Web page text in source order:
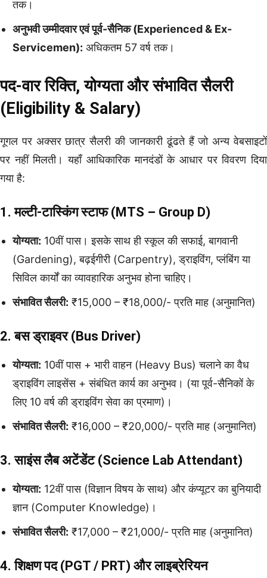
तक।
अनुभवी उम्मीदवार एवं पूर्व-सैनिक (Experienced & Ex-
Servicemen): अधिकतम 57 वर्ष तक।
पद-वार रिक्ति, योग्यता और संभावित सैलरी
(Eligibility & Salary)
गूगल पर अक्सर छात्र सैलरी की जानकारी ढूंढते हैं जो अन्य वेबसाइटों
पर नहीं मिलती। यहाँ आधिकारिक मानदंडों के आधार पर विवरण दिया
गया है:
1. मल्टी-टास्किंग स्टाफ (MTS – Group D)
योग्यता: 10वीं पास। इसके साथ ही स्कूल की सफाई, बागवानी
(Gardening), बढ़ईगीरी (Carpentry), ड्राइविंग, प्लंबिंग या
सिविल कार्यों का व्यावहारिक अनुभव होना चाहिए।
संभावित सैलरी: ₹15,000 – ₹18,000/- प्रति माह (अनुमानित)
2. बस ड्राइवर (Bus Driver)
योग्यता: 10वीं पास + भारी वाहन (Heavy Bus) चलाने का वैध
ड्राइविंग लाइसेंस + संबंधित कार्य का अनुभव। (या पूर्व-सैनिकों के
लिए 10 वर्ष की ड्राइविंग सेवा का प्रमाण)।
संभावित सैलरी: ₹16,000 – ₹20,000/- प्रति माह (अनुमानित)
3. साइंस लैब अटेंडेंट (Science Lab Attendant)
योग्यता: 12वीं पास (विज्ञान विषय के साथ) और कंप्यूटर का बुनियादी
ज्ञान (Computer Knowledge)।
संभावित सैलरी: ₹17,000 – ₹21,000/- प्रति माह (अनुमानित)
4. शिक्षण पद (PGT / PRT) और लाइब्रेरियन